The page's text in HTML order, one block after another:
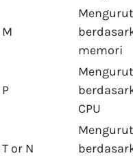
M
memori
P
CPU
T or N